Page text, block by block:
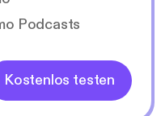
Podcasts
Kostenlos testen